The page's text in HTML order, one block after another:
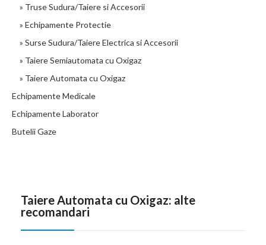
» Truse Sudura/Taiere si Accesorii
» Echipamente Protectie
» Surse Sudura/Taiere Electrica si Accesorii
» Taiere Semiautomata cu Oxigaz
» Taiere Automata cu Oxigaz
Echipamente Medicale
Echipamente Laborator
Butelii Gaze
Taiere Automata cu Oxigaz: alte
recomandari